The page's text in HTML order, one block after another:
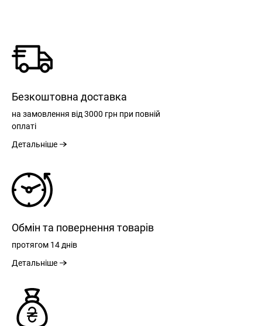
Безкоштовна доставка
на замовлення від 3000 грн при повній
оплаті
Детальніше
Обмін та повернення товарів
протягом 14 днів
Детальніше